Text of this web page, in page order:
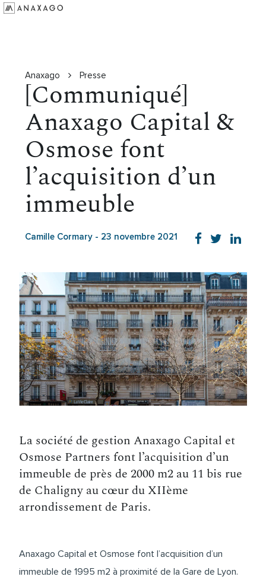
Ressources
Anaxago Presse
[Communiqué]
Anaxago Capital &
Osmose font
l’acquisition d’un
immeuble
Camille Cormary - 23 novembre 2021
La société de gestion Anaxago Capital et
Osmose Partners font l’acquisition d’un
immeuble de près de 2000 m2 au 11 bis rue
de Chaligny au cœur du XIIème
arrondissement de Paris.
Anaxago Capital et Osmose font l’acquisition d’un
immeuble de 1995 m2 à proximité de la Gare de Lyon.